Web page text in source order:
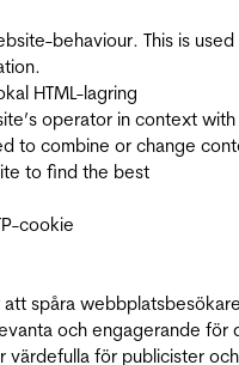
behaviour. This is
HTML-lagring
operator in context with
to combine or change
to find the best
cookie
spåra
och engagerande för
värdefulla för publicister och